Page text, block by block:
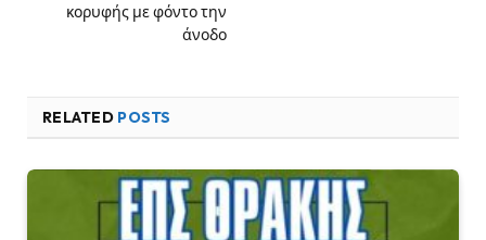
κορυφής με φόντο την
άνοδο
RELATED POSTS